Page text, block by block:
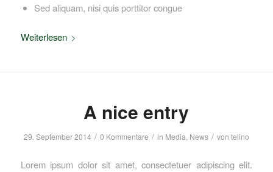
Sed aliquam, nisi quis porttitor congue
Weiterlesen
A nice entry
29. September 2014 / 0 Kommentare / in Media, News / von telino
Lorem ipsum dolor sit amet, consectetuer adipiscing elit.